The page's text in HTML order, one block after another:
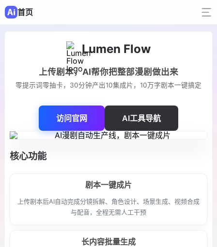
首页
Lumen Flow
上传剧本，AI帮你把整部漫剧做出来
零提示词零抽卡，30分钟产出10集成片，10万字剧本一键搞定
访问官网 AI工具导航
核心功能
剧本一键成片
上传剧本后AI自动完成分镜拆解、角色设计、场景生成、视频合成
与配音，全程无需人工干预
长内容批量生成